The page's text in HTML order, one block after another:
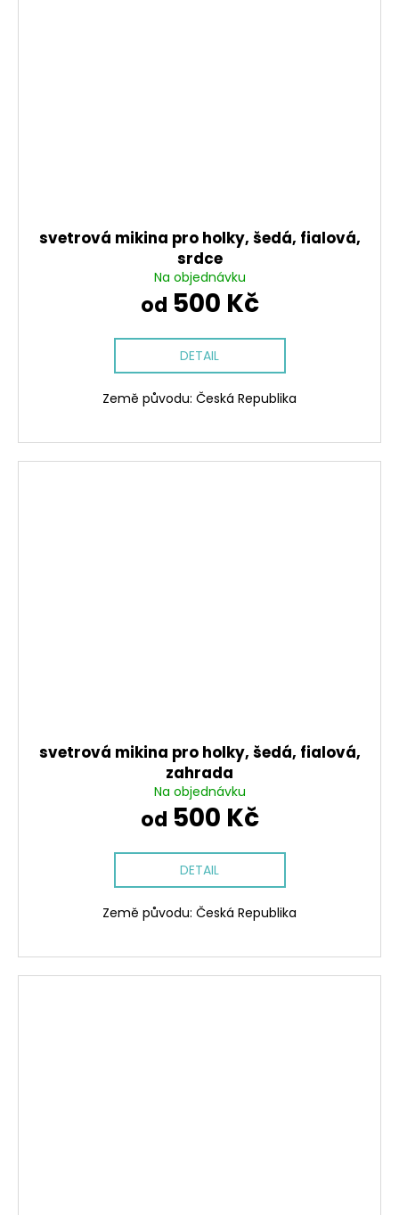
svetrová mikina pro holky, šedá, fialová,
srdce
Na objednávku
od 500 Kč
DETAIL
Země původu: Česká Republika
svetrová mikina pro holky, šedá, fialová,
zahrada
Na objednávku
od 500 Kč
DETAIL
Země původu: Česká Republika